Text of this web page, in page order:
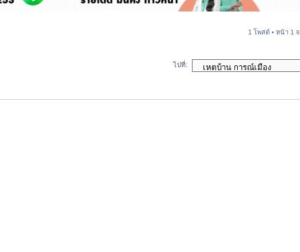
1 โพสต์ • หน้า 1
ไปที่: